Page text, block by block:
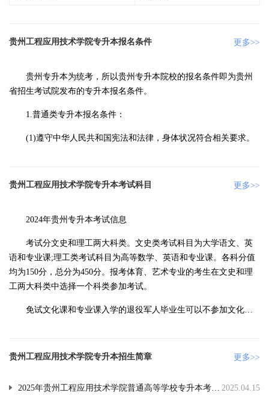
贵州工程应用技术学院专升本报名条件 更多>>
贵州专升本为统考，所以贵州专升本院校的报名条件即为贵州
省招生考试院发布的专升本报名条件。
1.普通类专升本报名条件：
(1)遵守中华人民共和国宪法和法律，身体状况符合相关要求。
贵州工程应用技术学院专升本考试科目 更多>>
2024年贵州专升本考试信息
考试分文史和理工两大科类。文史类考试科目为大学语文、英
语和专业课;理工类考试科目为高等数学、英语和专业课。各科分值
均为150分，总分为450分。报考体育、艺术专业的考生在文史和理
工两大科类中选择一个科类参加考试。
免试文化课和专业课入学的退役军人毕业生可以不参加文化课
职业技能综合考查，满分150分;符合免试条件的高职(专科)竞赛获奖
贵州工程应用技术学院专升本招生简章 更多>>
2025.04.15